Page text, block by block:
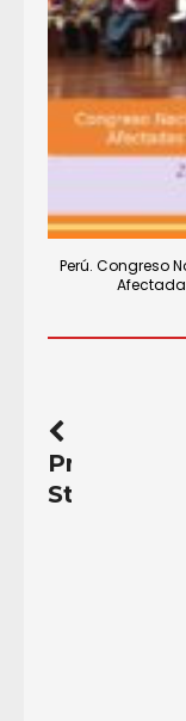
Perú. Congreso
Previous
Story